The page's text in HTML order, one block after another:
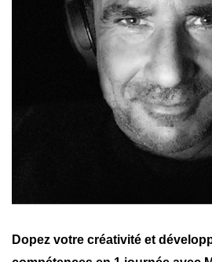
Dopez votre créativité et